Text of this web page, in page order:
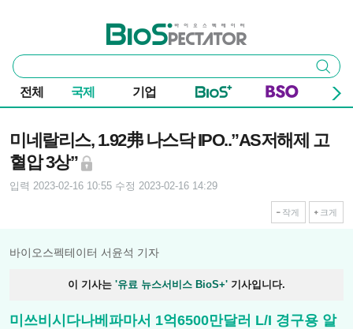
바이오스펙테이터
통
합
검
색
검색
전체 국제 기업
미네랄리스, 1.92弗 나스닥 IPO..”AS저해제 고
혈압 3상”
입력 2023-02-16 10:55 수정 2023-02-16 14:29
작게 크게
바이오스펙테이터 서윤석 기자
이 기사는 '유료 뉴스서비스 BioS+' 기사입니다.
미쓰비시다나베파마서 1억6500만달러 L/I 경구용 알